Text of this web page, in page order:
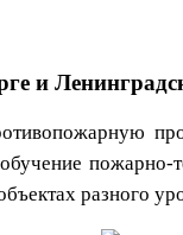
и
обучение
разного